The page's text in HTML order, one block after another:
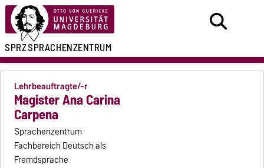
SPRZSPRACHENZENTRUM
Lehrbeauftragte/-r
Magister Ana Carina
Carpena
Sprachenzentrum
Fachbereich Deutsch als
Fremdsprache